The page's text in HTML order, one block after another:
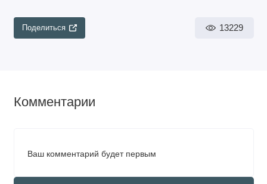
Поделиться 13229
Комментарии
Ваш комментарий будет первым